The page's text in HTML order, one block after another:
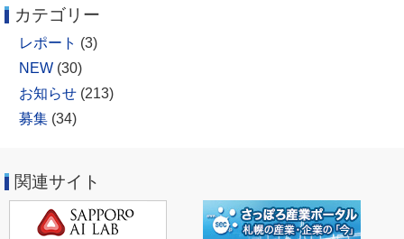
カテゴリー
レポート (3)
NEW (30)
お知らせ (213)
募集 (34)
関連サイト